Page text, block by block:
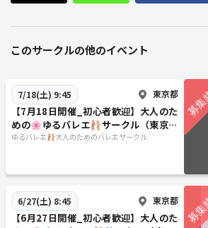
このサークルの他のイベント
7/18(土) 9:45 東京都
【7月18日開催_初心者歓迎】大人のた
めの🌸ゆるバレエ🩰サークル（東京／
茗荷谷)
ゆるバレエ🩰大人のためのバレエサークル
6/27(土) 8:45 東京都
【6月27日開催_初心者歓迎】大人のた